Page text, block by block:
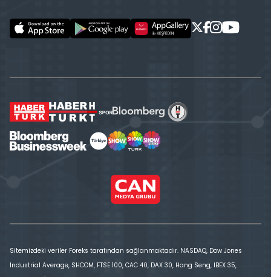
Sitemizdeki veriler Foreks tarafından sağlanmaktadır. NASDAQ, Dow Jones
Industrial Average, SHCOM, FTSE 100, CAC 40, DAX 30, Hang Seng, IBEX 35,